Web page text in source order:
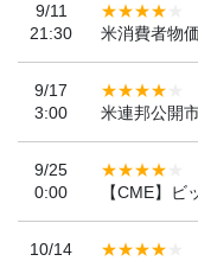
9/11
21:30
米消費者物
9/17
3:00
米連邦公開
9/25
0:00
【CME】ビ
10/14